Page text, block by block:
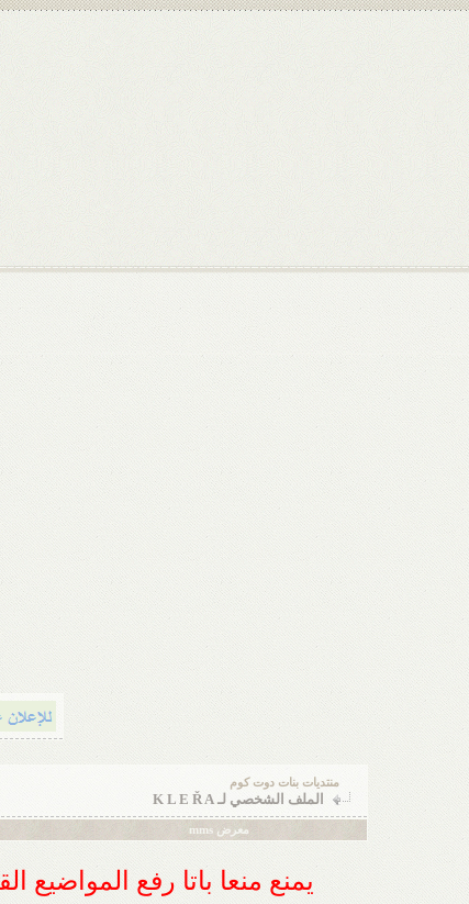
منتديات بنات دوت كوم
الملف الشخصي لـ K L E Ř A
معرض mms
يمنع منعا باتا رفع